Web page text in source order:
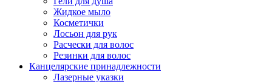
Жидкое мыло
Косметички
Лосьон для рук
Расчески для волос
Резинки для волос
Канцелярские принадлежности
Лазерные указки